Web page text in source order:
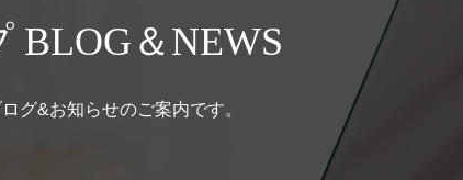
BLOG＆NEWS
グ&お知らせのご案内です。